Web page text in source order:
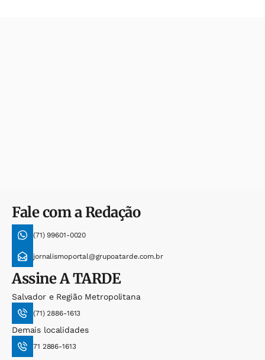
Fale com a Redação
(71) 99601-0020
jornalismoportal@grupoatarde.com.br
AssineA TARDE
Salvador e Região Metropolitana
(71) 2886-1613
Demais localidades
71 2886-1613